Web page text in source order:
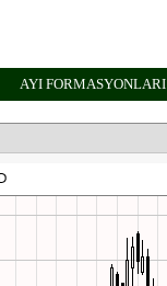
AYI FORMASYONLARI